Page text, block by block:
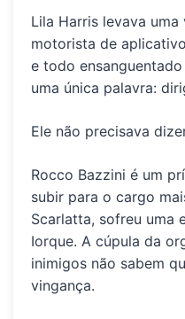
Lila Harris levava
motorista de
e todo
uma única palavra:
Ele não precisava
Rocco Bazzini é um
subir para o cargo
Scarlatta, sofreu uma
Iorque. A cúpula da
inimigos não sabem
vingança.